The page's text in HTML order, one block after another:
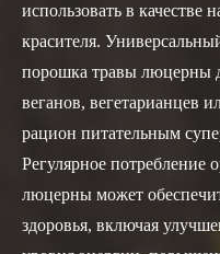
использовать в качестве
красителя.
порошка травы люцерны
веганов, вегетарианцев
рацион питательным
Регулярное потребление
люцерны может
здоровья, включая